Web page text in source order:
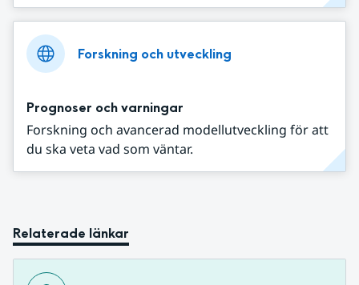
Forskning och utveckling
Prognoser och varningar
Forskning och avancerad modellutveckling för att
du ska veta vad som väntar.
Relaterade länkar